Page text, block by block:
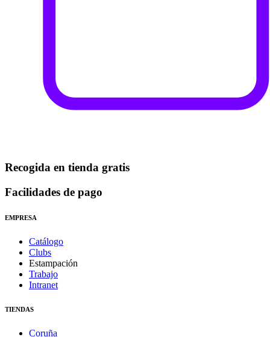
Recogida en tienda gratis
Facilidades de pago
EMPRESA
Catálogo
Clubs
Estampación
Trabajo
Intranet
TIENDAS
Coruña